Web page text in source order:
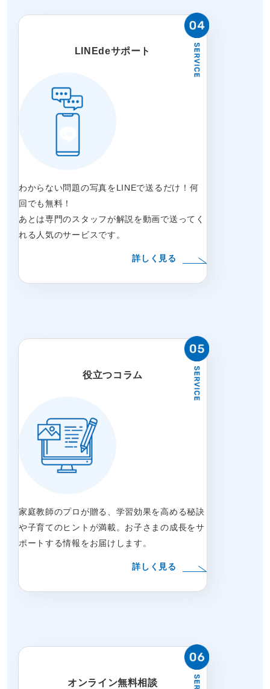
LINEdeサポート
わからない問題の写真をLINEで送るだけ！何
回でも無料！
あとは専門のスタッフが解説を動画で送ってく
れる人気のサービスです。
詳しく見る
役立つコラム
家庭教師のプロが贈る、学習効果を高める秘訣
や子育てのヒントが満載。お子さまの成長をサ
ポートする情報をお届けします。
詳しく見る
オンライン無料相談